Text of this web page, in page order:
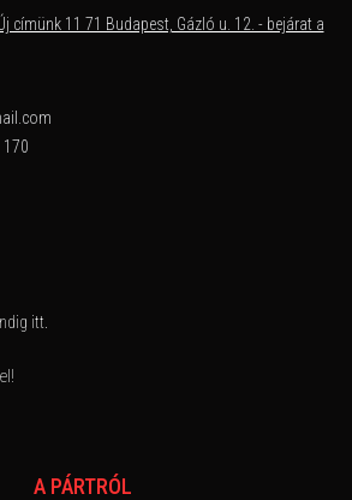
címünk 11 71 Budapest, Gázló u. 12. - bejárat a
itt.
A PÁRTRÓL